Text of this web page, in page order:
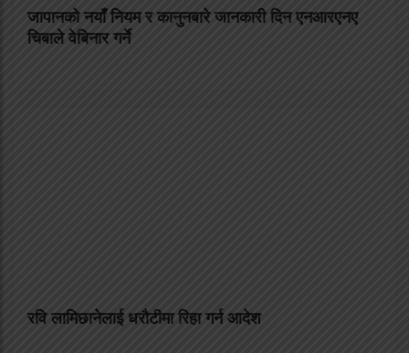
जापानको नयाँ नियम र कानुनबारे जानकारी दिन एनआरएनए
चिबाले वेबिनार गर्ने
रवि लामिछानेलाई धरौटीमा रिहा गर्न आदेश